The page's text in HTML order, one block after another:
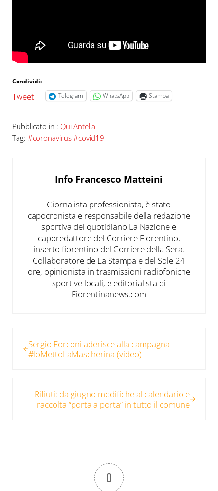
Condividi:
Tweet Telegram WhatsApp Stampa
Pubblicato in : Qui Antella
Tag: #coronavirus #covid19
Info Francesco Matteini
Giornalista professionista, è stato
capocronista e responsabile della redazione
sportiva del quotidiano La Nazione e
caporedattore del Corriere Fiorentino,
inserto fiorentino del Corriere della Sera.
Collaboratore de La Stampa e del Sole 24
ore, opinionista in trasmissioni radiofoniche
sportive locali, è editorialista di
Fiorentinanews.com
Sergio Forconi aderisce alla campagna
#IoMettoLaMascherina (video)
Rifiuti: da giugno modifiche al calendario e
raccolta “porta a porta” in tutto il comune
0